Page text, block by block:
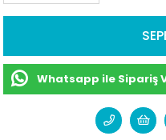
Whatsapp ile Sipariş